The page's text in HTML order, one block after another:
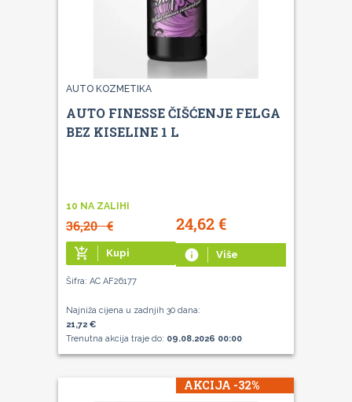
AUTO KOZMETIKA
AUTO FINESSE ČIŠĆENJE FELGA
BEZ KISELINE 1 L
10 NA ZALIHI
36,20€ 24,62€
add_shopping_cart Kupi info Više
Šifra: AC AF26177
Najniža cijena u zadnjih 30 dana:
21,72 €
Trenutna akcija traje do: 09.08.2026 00:00
AKCIJA -32%